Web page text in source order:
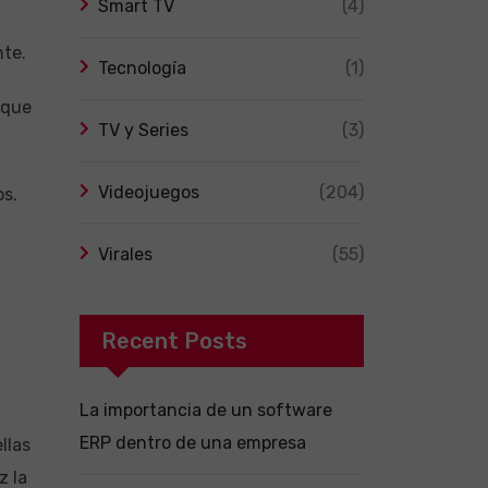
la
Smart TV (4)
Tecnología (1)
TV y Series (3)
Videojuegos (204)
Virales (55)
Recent Posts
La importancia de un software
ERP dentro de una empresa